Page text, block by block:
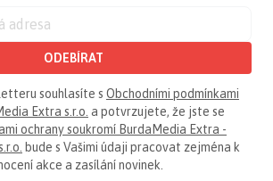
ODEBÍRAT
souhlasíte s Obchodními podmínkami
Extra s.r.o. a potvrzujete, že jste se
ochrany soukromí BurdaMedia Extra -
bude s Vašimi údaji pracovat zejména k
akce a zasílání novinek.